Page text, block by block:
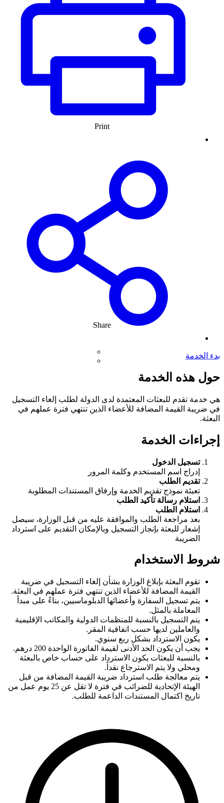
بدء الخدمة
حول هذه الخدمة
هي خدمة تقدم للبعثات المعتمدة لدى الدولة لطلب إلغاء التسجيل
في ضريبة القيمة المضافة للأعضاء الذين تنتهي فترة عملهم في
البعثة.
إجراءات الخدمة
تسجيل الدخول
إدراج اسم المستخدم وكلمة المرور
تقديم الطلب
تعبئة نموذج تقديم الخدمة وإرفاق المستندات المطلوبة
استلام رسالة تأكيد الطلب
استلام الطلب
بعد مراجعة الطلب والموافقة عليه من قبل الوزارة، سيصل
إشعار للبعثة بإنجاز التسجيل وبالإمكان التقديم على استرداد
الضريبة
شروط الاستخدام
تقوم البعثة بإبلاغ الوزارة بشأن إلغاء التسجيل في ضريبة
القيمة المضافة للأعضاء الذين تنتهي فترة عملهم في البعثة.
يتم تسجيل السفارة وأعضائها الدبلوماسيين، بناءً على مبدأ
المعاملة بالمثل.
يتم التسجيل بالنسبة للمنظمات الدولية والمكاتب الإقليمية
والعاملين لديها حسب اتفاقية المقر.
يكون الاسترداد بشكل ربع سنوي.
يجب أن يكون الحد الأدنى لقيمة الفاتورة الواحدة 200 درهم.
بالنسبة للبعثات يكون الاسترداد على حساب خاص بالبعثة
ومحلي ولا يتم الاسترجاع نقداً.
يتم معالجة طلب استرداد ضريبة القيمة المضافة من قبل
الهيئة الإتحادية للضرائب في فترة لا تقل عن 25 يوم عمل من
تاريخ اكتمال المستندات الداعمة للطلب.
Share
Print